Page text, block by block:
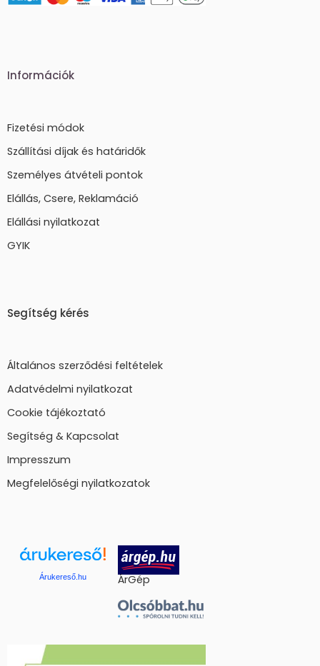
Információk
Fizetési módok
Szállítási díjak és határidők
Személyes átvételi pontok
Elállás, Csere, Reklamáció
Elállási nyilatkozat
GYIK
Segítség kérés
Általános szerződési feltételek
Adatvédelmi nyilatkozat
Cookie tájékoztató
Segítség & Kapcsolat
Impresszum
Megfelelőségi nyilatkozatok
Árukereső.hu ÁrGép